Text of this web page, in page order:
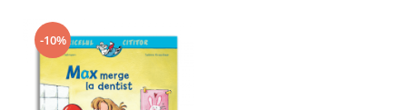
-10%